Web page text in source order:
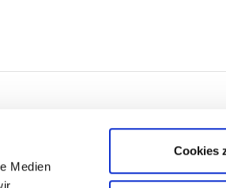
Medien
Cookies